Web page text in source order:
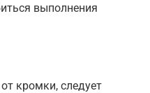
выполнения
кромки, следует